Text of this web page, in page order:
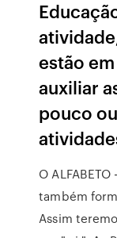
estão
auxiliar
pouco
O
também
Assim